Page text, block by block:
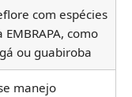
com espécies
EMBRAPA, como
ou guabiroba
manejo